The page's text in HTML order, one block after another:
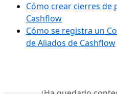
Cómo crear cierres de
Cashflow
Cómo se registra un
de Aliados de Cashflow